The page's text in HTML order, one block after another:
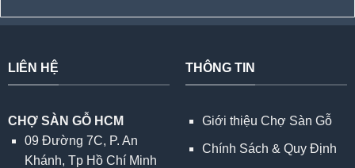
LIÊN HỆ
CHỢ SÀN GỖ HCM
09 Đường 7C, P. An
Khánh, Tp Hồ Chí Minh
THÔNG TIN
Giới thiệu Chợ Sàn Gỗ
Chính Sách & Quy Định